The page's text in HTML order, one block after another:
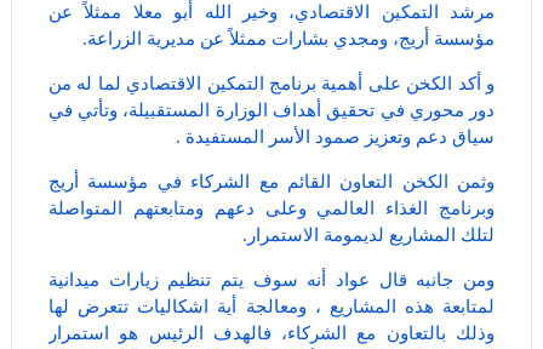
مرشد التمكين الاقتصادي، وخير الله أبو معلا ممثلاً عن
مؤسسة أريج، ومجدي بشارات ممثلاً عن مديرية الزراعة.
و أكد الكخن على أهمية برنامج التمكين الاقتصادي لما له من
دور محوري في تحقيق أهداف الوزارة المستقبيلة، وتأتي في
سياق دعم وتعزيز صمود الأسر المستفيدة .
وثمن الكخن التعاون القائم مع الشركاء في مؤسسة أريج
وبرنامج الغذاء العالمي وعلى دعهم ومتابعتهم المتواصلة
لتلك المشاريع لديمومة الاستمرار.
ومن جانبه قال عواد أنه سوف يتم تنظيم زيارات ميدانية
لمتابعة هذه المشاريع ، ومعالجة أية اشكاليات تتعرض لها
وذلك بالتعاون مع الشركاء، فالهدف الرئيس هو استمرار